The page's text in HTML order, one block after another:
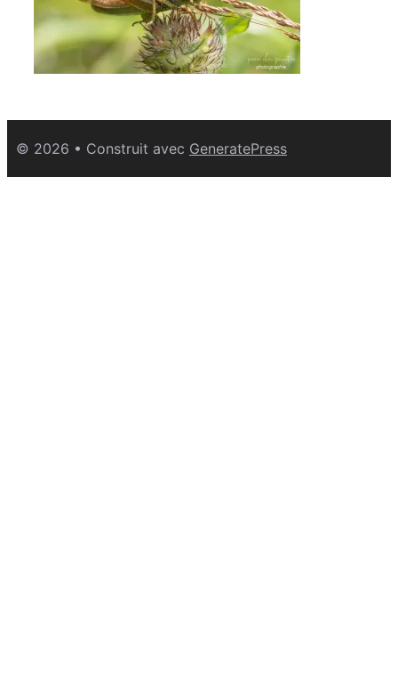
© 2026 • Construit avec GeneratePress